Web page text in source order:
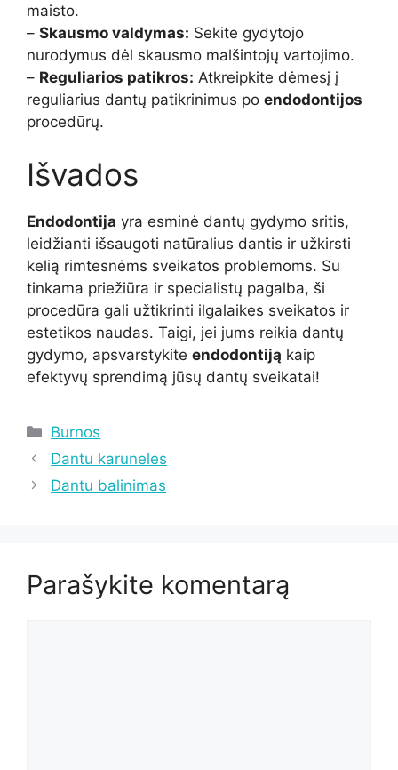
maisto.
– Skausmo valdymas: Sekite gydytojo
nurodymus dėl skausmo malšintojų vartojimo.
– Reguliarios patikros: Atkreipkite dėmesį į
reguliarius dantų patikrinimus po endodontijos
procedūrų.
Išvados
Endodontija yra esminė dantų gydymo sritis,
leidžianti išsaugoti natūralius dantis ir užkirsti
kelią rimtesnėms sveikatos problemoms. Su
tinkama priežiūra ir specialistų pagalba, ši
procedūra gali užtikrinti ilgalaikes sveikatos ir
estetikos naudas. Taigi, jei jums reikia dantų
gydymo, apsvarstykite endodontiją kaip
efektyvų sprendimą jūsų dantų sveikatai!
Kategorijos
Burnos
Dantu karuneles
Dantu balinimas
Parašykite komentarą